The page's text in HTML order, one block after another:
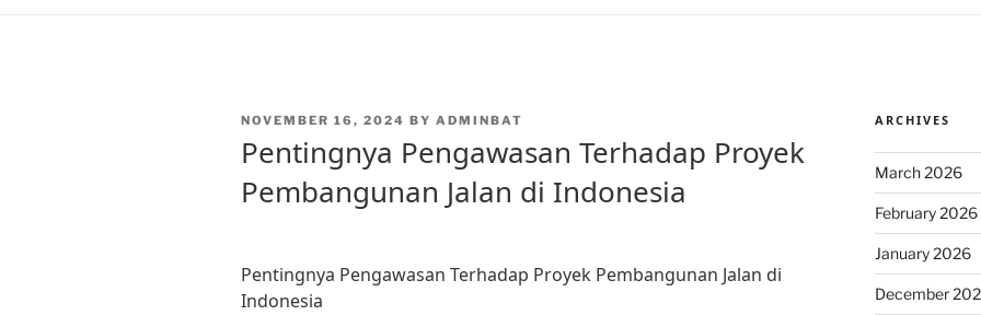
POSTED
NOVEMBER 16, 2024 BY ADMINBAT
Pentingnya Pengawasan Terhadap Proyek
Pembangunan Jalan di Indonesia
Pentingnya Pengawasan Terhadap Proyek Pembangunan Jalan di
Indonesia
ARCHIVES
March 2026
February 2026
January 2026
December